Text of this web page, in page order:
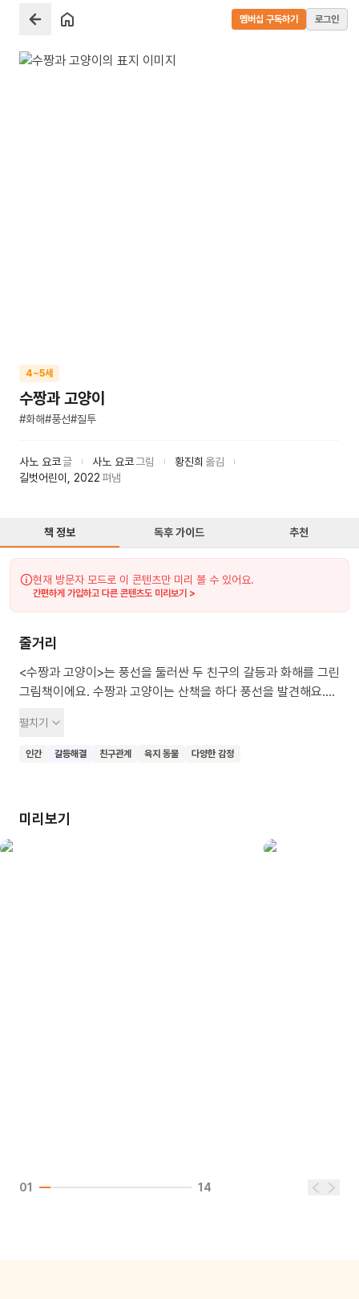
멤버십 구독하기 로그인
4~5세
수짱과 고양이
#화해#풍선#질투
사노 요코글 사노 요코그림 황진희 옮김
길벗어린이
2022펴냄
책 정보 독후 가이드 추천
현재 방문자 모드로 이 콘텐츠만 미리 볼 수 있어요.
간편하게 가입하고 다른 콘텐츠도 미리보기 >
줄거리
<수짱과 고양이>는 풍선을 둘러싼 두 친구의 갈등과 화해를 그린
그림책이에요. 수짱과 고양이는 산책을 하다 풍선을 발견해요.
놀아요. 고양이는 서운해하고 질투하지만, 다음 날 더 많은
풍선을 가져와요. 하지만 고양이는 수짱에게 풍선을 주지 않고
해줘요. 어린이들이 이 책을 통해 친구와의 갈등을 긍정적으로
해결하는 방법을 배우고, 나누는 기쁨을 느끼길 바라요.
펼치기
인간 갈등해결 친구관계 육지 동물 다양한 감정
미리보기
01 14